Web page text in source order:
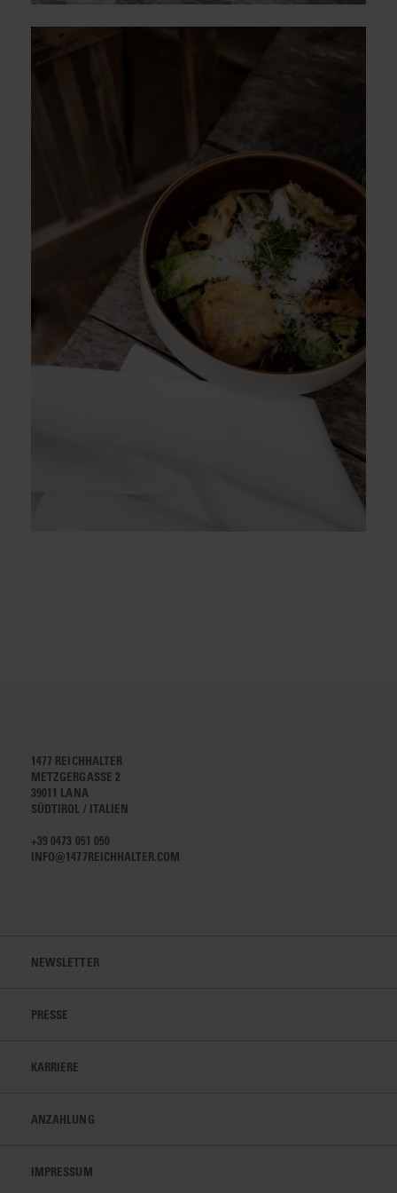
1477 REICHHALTER
METZGERGASSE 2
39011 LANA
SÜDTIROL / ITALIEN
+39 0473 051 050
INFO@1477REICHHALTER.COM
NEWSLETTER
PRESSE
KARRIERE
ANZAHLUNG
IMPRESSUM